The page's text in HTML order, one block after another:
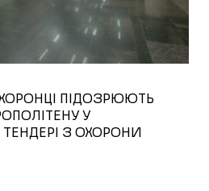
ПІДОЗРЮЮТЬ
У
З ОХОРОНИ